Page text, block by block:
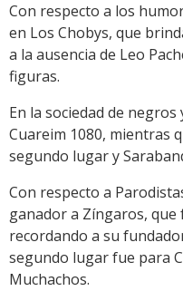
Con respecto a los
en Los Chobys, que
a la ausencia de Leo
figuras.
En la sociedad de
Cuareim 1080, mientras
segundo lugar y
Con respecto a
ganador a Zíngaros, que
recordando a su
segundo lugar fue para
Muchachos.